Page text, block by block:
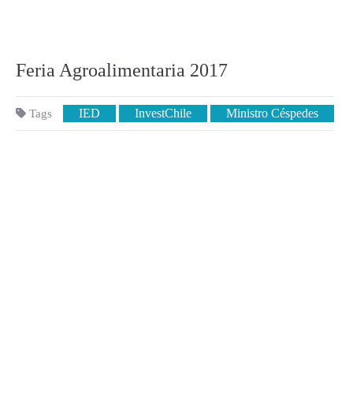
Feria Agroalimentaria 2017
Tags IED InvestChile Ministro Céspedes